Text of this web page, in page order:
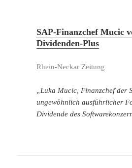
SAP-Finanzchef Mucic
Dividenden-Plus
Rhein-Neckar Zeitung
„Luka Mucic, Finanzchef der
ungewöhnlich ausführlicher
Dividende des